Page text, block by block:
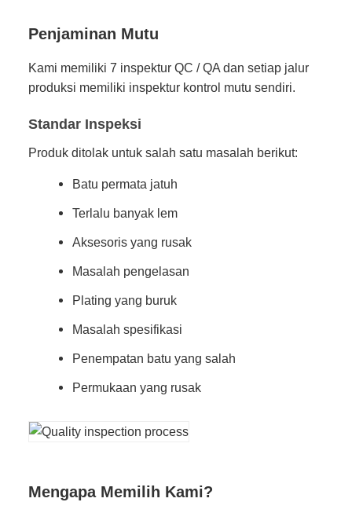
Penjaminan Mutu
Kami memiliki 7 inspektur QC / QA dan setiap jalur
produksi memiliki inspektur kontrol mutu sendiri.
Standar Inspeksi
Produk ditolak untuk salah satu masalah berikut:
Batu permata jatuh
Terlalu banyak lem
Aksesoris yang rusak
Masalah pengelasan
Plating yang buruk
Masalah spesifikasi
Penempatan batu yang salah
Permukaan yang rusak
Mengapa Memilih Kami?